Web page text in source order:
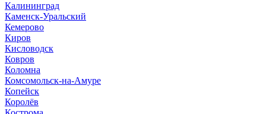
Калининград
Каменск-Уральский
Кемерово
Киров
Кисловодск
Ковров
Коломна
Комсомольск-на-Амуре
Копейск
Королёв